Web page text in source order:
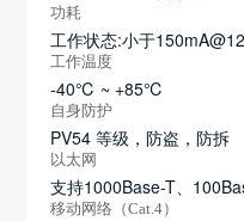
功耗
工作状态:小于
工作温度
-40℃ ~ +85℃
自身防护
PV54 等级，防盗，防拆
以太网
支持1000Base-T、
移动网络（Cat.4）